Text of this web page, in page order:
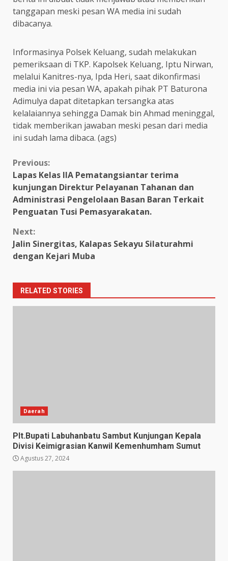
tanggapan meski pesan WA media ini sudah
dibacanya.
Informasinya Polsek Keluang, sudah melakukan
pemeriksaan di TKP. Kapolsek Keluang, Iptu Nirwan,
melalui Kanitres-nya, Ipda Heri, saat dikonfirmasi
media ini via pesan WA, apakah pihak PT Baturona
Adimulya dapat ditetapkan tersangka atas
kelalaiannya sehingga Damak bin Ahmad meninggal,
tidak memberikan jawaban meski pesan dari media
ini sudah lama dibaca. (ags)
Continue
Reading
Previous:
Lapas Kelas IIA Pematangsiantar terima
kunjungan Direktur Pelayanan Tahanan dan
Administrasi Pengelolaan Basan Baran Terkait
Penguatan Tusi Pemasyarakatan.
Next:
Jalin Sinergitas, Kalapas Sekayu Silaturahmi
dengan Kejari Muba
RELATED STORIES
Daerah
Plt.Bupati Labuhanbatu Sambut Kunjungan Kepala
Divisi Keimigrasian Kanwil Kemenhumham Sumut
Agustus 27, 2024